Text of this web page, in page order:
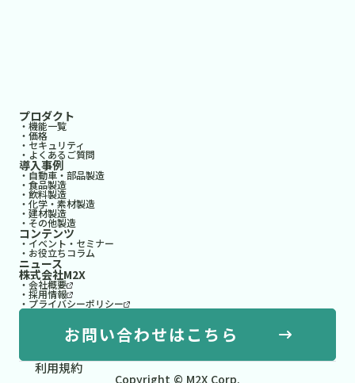
プロダクト
・機能一覧
・価格
・セキュリティ
・よくあるご質問
導入事例
・自動車・部品製造
・食品製造
・飲料製造
・化学・素材製造
・建材製造
・その他製造
コンテンツ
・イベント・セミナー
・お役立ちコラム
ニュース
株式会社M2X
・会社概要
・採用情報
・プライバシーポリシー
お問い合わせはこちら
利用規約
Copyright © M2X Corp.